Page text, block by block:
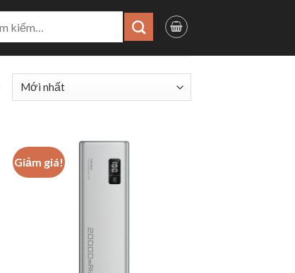
Giảm giá!